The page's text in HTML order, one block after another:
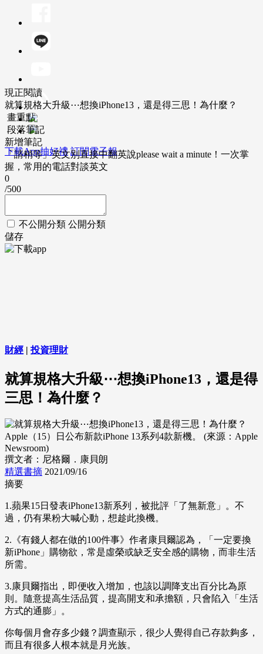
下載App抽好禮 訂閱電子報
現正閱讀
就算規格大升級⋯想換iPhone13，還是得三思！為什麼？
畫重點
段落筆記
新增筆記
「請稍等」英文別直接中翻英說please wait a minute！一次掌
握，常用的電話對談英文
0
/500
不公開分類 公開分類
儲存
財經 | 投資理財
就算規格大升級⋯想換iPhone13，還是得
三思！為什麼？
Apple（15）日公布新款iPhone 13系列4款新機。 (來源：Apple
Newsroom)
撰文者：尼格爾．康貝朗
精選書摘 2021/09/16
摘要
1.蘋果15日發表iPhone13新系列，被批評「了無新意」。不
過，仍有果粉大喊心動，想趁此換機。
2.《有錢人都在做的100件事》作者康貝爾認為，「一定要換
新iPhone」購物欲，常是虛榮或缺乏安全感的購物，而非生活
所需。
3.康貝爾指出，即便收入增加，也該以調降支出百分比為原
則。隨意提高生活品質，提高開支和承擔額，只會陷入「生活
方式的通膨」。
你每個月會存多少錢？調查顯示，很少人覺得自己存款夠多，
而且有很多人根本就是月光族。